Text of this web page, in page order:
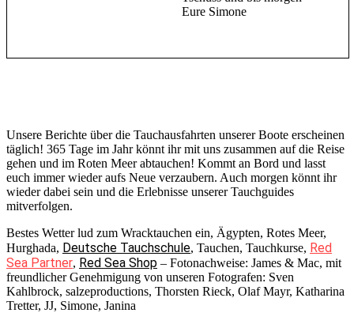
Eure Simone
Unsere Berichte über die Tauchausfahrten unserer Boote erscheinen
täglich! 365 Tage im Jahr könnt ihr mit uns zusammen auf die Reise
gehen und im Roten Meer abtauchen! Kommt an Bord und lasst
euch immer wieder aufs Neue verzaubern. Auch morgen könnt ihr
wieder dabei sein und die Erlebnisse unserer Tauchguides
mitverfolgen.
Bestes Wetter lud zum Wracktauchen ein, Ägypten, Rotes Meer,
Hurghada, Deutsche Tauchschule, Tauchen, Tauchkurse, Red
Sea Partner, Red Sea Shop – Fotonachweise: James & Mac, mit
freundlicher Genehmigung von unseren Fotografen: Sven
Kahlbrock, salzeproductions, Thorsten Rieck, Olaf Mayr, Katharina
Tretter, JJ, Simone, Janina